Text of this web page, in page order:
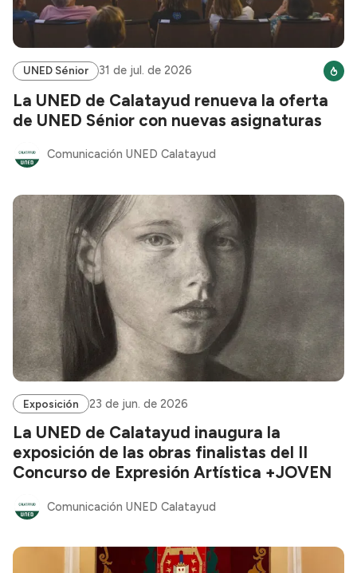
UNED Sénior 31 de jul. de 2026
La UNED de Calatayud renueva la oferta
de UNED Sénior con nuevas asignaturas
Comunicación UNED Calatayud
Exposición 23 de jun. de 2026
La UNED de Calatayud inaugura la
exposición de las obras finalistas del II
Concurso de Expresión Artística +JOVEN
Comunicación UNED Calatayud